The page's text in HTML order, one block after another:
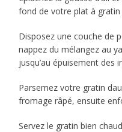
fond de votre plat à gratin
Disposez une couche de
nappez du mélangez au
jusqu’au épuisement des
Parsemez votre gratin
fromage râpé, ensuite
Servez le gratin bien